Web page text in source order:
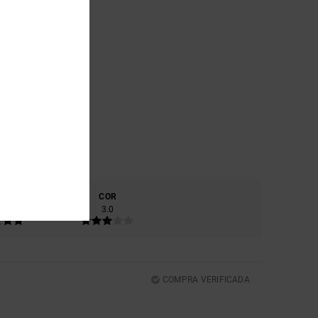
COR
3.0
COMPRA VERIFICADA